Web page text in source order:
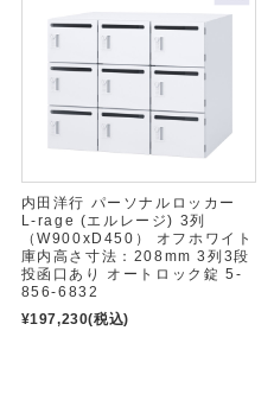
内田洋行 パーソナルロッカー
L-rage (エルレージ) 3列
（W900xD450） オフホワイト
庫内高さ寸法：208mm 3列3段
投函口あり オートロック錠 5-
856-6832
¥197,230(税込)